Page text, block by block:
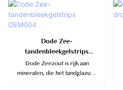
van verschillende mensen en
een allround dekking kan
Dode Zee-
tandenbleekgelstrips
OEM004
Dode Zeezout is rijk aan
mineralen, die het tandglazuur